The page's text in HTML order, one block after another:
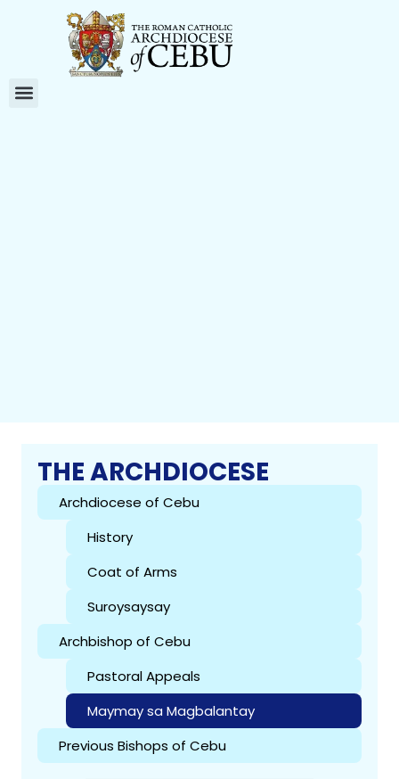
THE ARCHDIOCESE
Archdiocese of Cebu
History
Coat of Arms
Suroysaysay
Archbishop of Cebu
Pastoral Appeals
Maymay sa Magbalantay
Previous Bishops of Cebu